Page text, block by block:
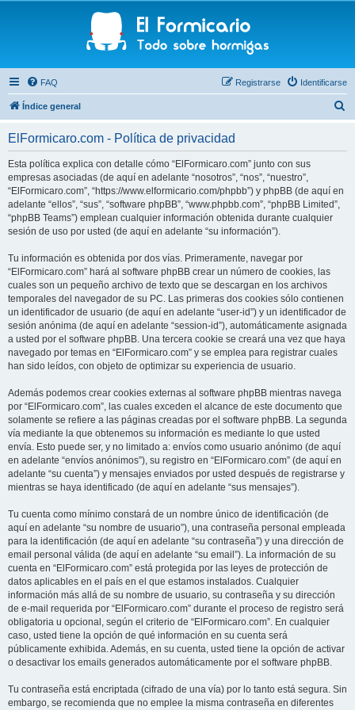
FAQ Identificarse
Registrarse
Índice general
ElFormicaro.com - Política de privacidad
Esta política explica con detalle cómo “ElFormicaro.com” junto con sus
empresas asociadas (de aquí en adelante “nosotros”, “nos”, “nuestro”,
“ElFormicaro.com”, “https://www.elformicario.com/phpbb”) y phpBB (de aquí en
adelante “ellos”, “sus”, “software phpBB”, “www.phpbb.com”, “phpBB Limited”,
“phpBB Teams”) emplean cualquier información obtenida durante cualquier
sesión de uso por usted (de aquí en adelante “su información”).
Tu información es obtenida por dos vías. Primeramente, navegar por
“ElFormicaro.com” hará al software phpBB crear un número de cookies, las
cuales son un pequeño archivo de texto que se descargan en los archivos
temporales del navegador de su PC. Las primeras dos cookies sólo contienen
un identificador de usuario (de aquí en adelante “user-id”) y un identificador de
sesión anónima (de aquí en adelante “session-id”), automáticamente asignada
a usted por el software phpBB. Una tercera cookie se creará una vez que haya
navegado por temas en “ElFormicaro.com” y se emplea para registrar cuales
han sido leídos, con objeto de optimizar su experiencia de usuario.
Además podemos crear cookies externas al software phpBB mientras navega
por “ElFormicaro.com”, las cuales exceden el alcance de este documento que
solamente se refiere a las páginas creadas por el software phpBB. La segunda
vía mediante la que obtenemos su información es mediante lo que usted
envía. Esto puede ser, y no limitado a: envíos como usuario anónimo (de aquí
en adelante “envíos anónimos”), su registro en “ElFormicaro.com” (de aquí en
adelante “su cuenta”) y mensajes enviados por usted después de registrarse y
mientras se haya identificado (de aquí en adelante “sus mensajes”).
Tu cuenta como mínimo constará de un nombre único de identificación (de
aquí en adelante “su nombre de usuario”), una contraseña personal empleada
para la identificación (de aquí en adelante “su contraseña”) y una dirección de
email personal válida (de aquí en adelante “su email”). La información de su
cuenta en “ElFormicaro.com” está protegida por las leyes de protección de
datos aplicables en el país en el que estamos instalados. Cualquier
información más allá de su nombre de usuario, su contraseña y su dirección
de e-mail requerida por “ElFormicaro.com” durante el proceso de registro será
obligatoria u opcional, según el criterio de “ElFormicaro.com”. En cualquier
caso, usted tiene la opción de qué información en su cuenta será
públicamente exhibida. Además, en su cuenta, usted tiene la opción de activar
o desactivar los emails generados automáticamente por el software phpBB.
Tu contraseña está encriptada (cifrado de una vía) por lo tanto está segura. Sin
embargo, se recomienda que no emplee la misma contraseña en diferentes